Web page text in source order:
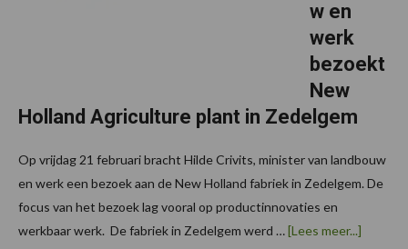
w en
werk
bezoekt
New
Holland Agriculture plant in Zedelgem
Op vrijdag 21 februari bracht Hilde Crivits, minister van landbouw
en werk een bezoek aan de New Holland fabriek in Zedelgem. De
focus van het bezoek lag vooral op productinnovaties en
werkbaar werk. De fabriek in Zedelgem werd …[Lees meer...]